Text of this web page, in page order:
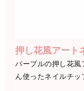
押し花風アート
パープルの押し花風
ん使ったネイルチッ